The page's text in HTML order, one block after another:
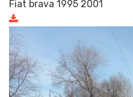
Fiat brava 1995 2001